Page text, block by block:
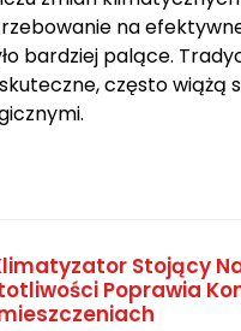
na
bardziej palące.
często wiążą
Stojący
Poprawia